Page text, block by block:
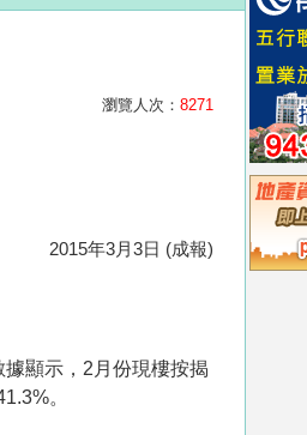
瀏覽人次： 8271
2015年3月3日 (成報)
顯示，2月份現樓按揭
。